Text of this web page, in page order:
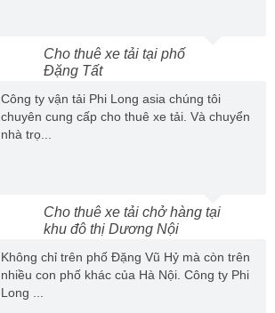
Cho thuê xe tải tại phố
Đặng Tất
Công ty vận tải Phi Long asia chúng tôi
chuyên cung cấp cho thuê xe tải. Và chuyển
nhà trọ...
Cho thuê xe tải chở hàng tại
khu đô thị Dương Nội
Không chỉ trên phố Đặng Vũ Hỷ mà còn trên
nhiều con phố khác của Hà Nội. Công ty Phi
Long ...